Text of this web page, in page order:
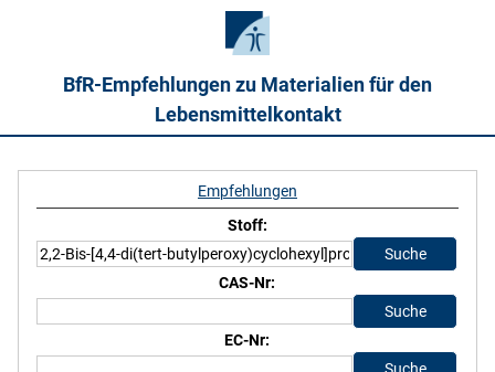
BfR-Empfehlungen zu Materialien für den
Lebensmittelkontakt
Empfehlungen
Stoff:
CAS-Nr:
EC-Nr: